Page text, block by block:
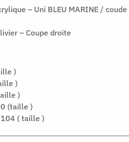
– Uni BLEU MARINE / coude
– Coupe droite
)
)
)
(taille )
( taille )